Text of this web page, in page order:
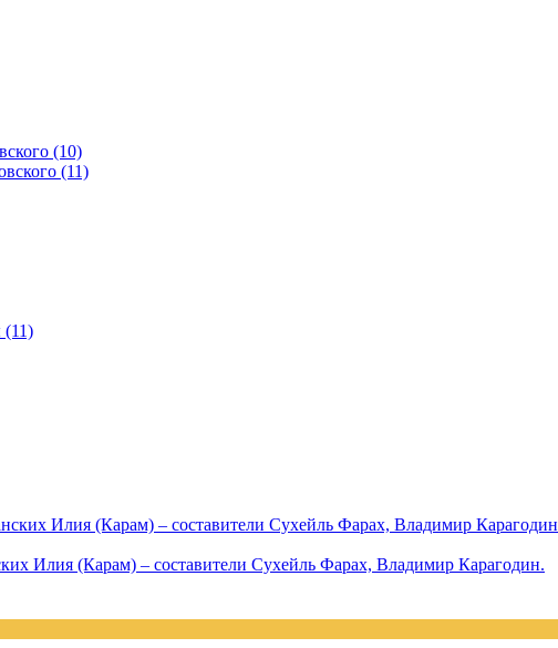
(10)
(11)
(11)
Илия (Карам) – составители Сухейль Фарах, Владимир Карагодин.